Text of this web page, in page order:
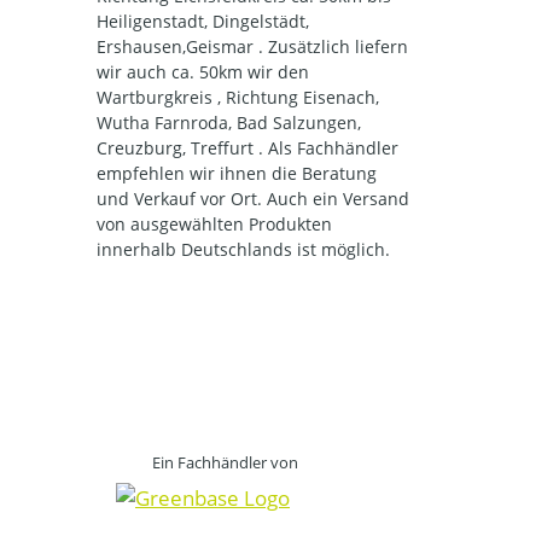
Heiligenstadt, Dingelstädt,
Ershausen,Geismar . Zusätzlich liefern
wir auch ca. 50km wir den
Wartburgkreis , Richtung Eisenach,
Wutha Farnroda, Bad Salzungen,
Creuzburg, Treffurt . Als Fachhändler
empfehlen wir ihnen die Beratung
und Verkauf vor Ort. Auch ein Versand
von ausgewählten Produkten
innerhalb Deutschlands ist möglich.
Ein Fachhändler von